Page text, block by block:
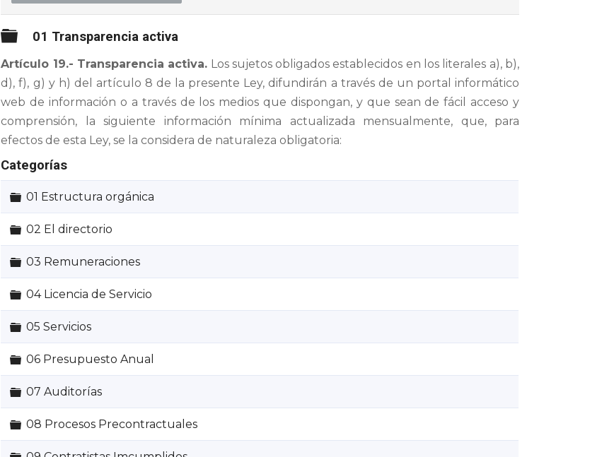
Carpeta
01 Transparencia activa
Artículo 19.- Transparencia activa. Los sujetos obligados establecidos en los literales a), b),
d), f), g) y h) del artículo 8 de la presente Ley, difundirán a través de un portal informático
web de información o a través de los medios que dispongan, y que sean de fácil acceso y
comprensión, la siguiente información mínima actualizada mensualmente, que, para
efectos de esta Ley, se la considera de naturaleza obligatoria:
Categorías
Carpeta
01 Estructura orgánica
Carpeta
02 El directorio
Carpeta
03 Remuneraciones
Carpeta
04 Licencia de Servicio
Carpeta
05 Servicios
Carpeta
06 Presupuesto Anual
Carpeta
07 Auditorías
Carpeta
08 Procesos Precontractuales